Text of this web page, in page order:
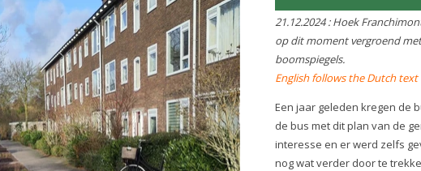
De hierboven genoemde buurttuinen zijn op
initiatief van de gemeente en met support van
de wijkgenoten aangelegd. Wist u dat het ook
andersom kan? Op de paginaSamen aan de
slagvan de gemeente kunt u lezen hoe u met
hulp van de gemeente de boomspiegel of
gevel voor uw huis van groen kunt voorzien.
Daar staan zelfs nog veel meer
mogelijkheden, zoals een buurtmoestuin, een
boom adopteren of tegels op laten halen als u
uw eigen tuin vergroend.